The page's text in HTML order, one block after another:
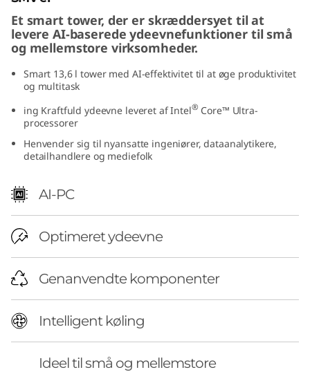
n
e
T
o
w
e
Et smart tower, der er skræddersyet til at
levere AI-baserede ydeevnefunktioner til små
og mellemstore virksomheder.
Smart 13,6 l tower med AI-effektivitet til at øge produktivitet
og multitask
ing Kraftfuld ydeevne leveret af Intel® Core™ Ultra-
processorer
Henvender sig til nyansatte ingeniører, dataanalytikere,
detailhandlere og mediefolk
AI-PC
Optimeret ydeevne
Genanvendte komponenter
Intelligent køling
Ideel til små og mellemstore